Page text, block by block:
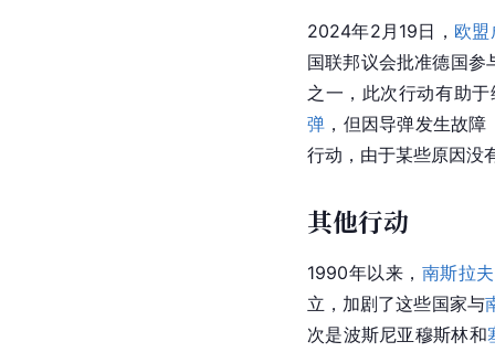
2024年2月19日， 欧盟
国联邦议会批准德国参
之一，此次行动有助
弹 ，但因导弹发生故
行动，由于某些原因没
其他行动
1990年以来， 南斯拉夫
立，加剧了这些国家与
次是波斯尼亚穆斯林和